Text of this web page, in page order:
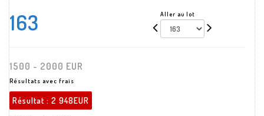
163 Aller au lot
1500 - 2000 EUR
Résultats avec frais
Résultat : 2 948EUR